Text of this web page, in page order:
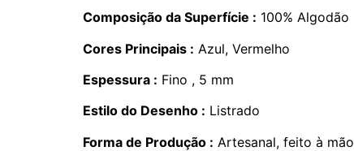
Composição da Superfície : 100% Algodão
Cores Principais : Azul, Vermelho
Espessura : Fino , 5 mm
Estilo do Desenho : Listrado
Forma de Produção : Artesanal, feito à mão